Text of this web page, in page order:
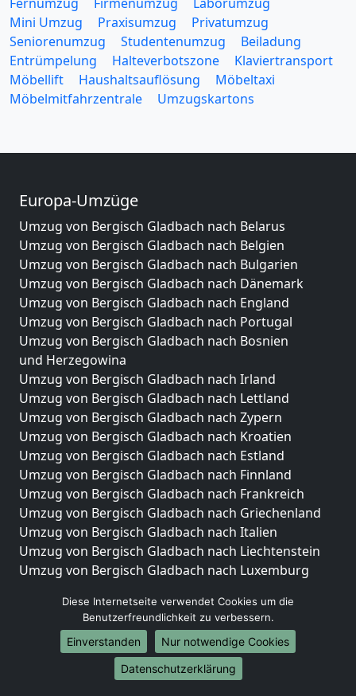
Mini Umzug
Praxisumzug
Privatumzug
Seniorenumzug
Studentenumzug
Beiladung
Entrümpelung
Halteverbotszone
Klaviertransport
Möbellift
Haushaltsauflösung
Möbeltaxi
Möbelmitfahrzentrale
Umzugskartons
Europa-Umzüge
Umzug von Bergisch Gladbach nach Belarus
Umzug von Bergisch Gladbach nach Belgien
Umzug von Bergisch Gladbach nach Bulgarien
Umzug von Bergisch Gladbach nach Dänemark
Umzug von Bergisch Gladbach nach England
Umzug von Bergisch Gladbach nach Portugal
Umzug von Bergisch Gladbach nach Bosnien
und Herzegowina
Umzug von Bergisch Gladbach nach Irland
Umzug von Bergisch Gladbach nach Lettland
Umzug von Bergisch Gladbach nach Zypern
Umzug von Bergisch Gladbach nach Kroatien
Umzug von Bergisch Gladbach nach Estland
Umzug von Bergisch Gladbach nach Finnland
Umzug von Bergisch Gladbach nach Frankreich
Umzug von Bergisch Gladbach nach Griechenland
Umzug von Bergisch Gladbach nach Italien
Umzug von Bergisch Gladbach nach Liechtenstein
Umzug von Bergisch Gladbach nach Luxemburg
Umzug von Bergisch Gladbach nach Norwegen
Umzüge-Deutschlandweit
Umzug von Bergisch Gladbach nach Berlin
Umzug von Bergisch Gladbach nach Hamburg
Diese Internetseite verwendet Cookies um die
Benutzerfreundlichkeit zu verbessern.
Einverstanden
Nur notwendige Cookies
Datenschutzerklärung